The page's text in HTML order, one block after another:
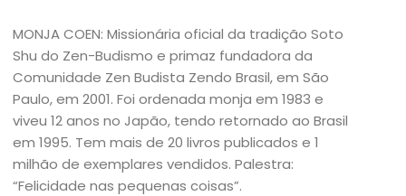
MONJA COEN: Missionária oficial da tradição Soto
Shu do Zen-Budismo e primaz fundadora da
Comunidade Zen Budista Zendo Brasil, em São
Paulo, em 2001. Foi ordenada monja em 1983 e
viveu 12 anos no Japão, tendo retornado ao Brasil
em 1995. Tem mais de 20 livros publicados e 1
milhão de exemplares vendidos. Palestra:
“Felicidade nas pequenas coisas”.